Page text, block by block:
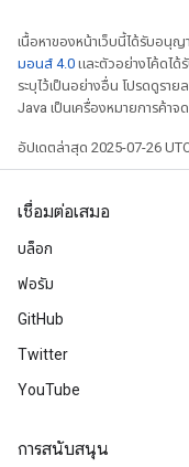
เนื้อหาของหน้าเว็บนี้ได้รับอนุญ
มอนส์ 4.0 และตัวอย่างโค้ดได้
ระบุไว้เป็นอย่างอื่น โปรดดูราย
Java เป็นเครื่องหมายการค้าจ
อัปเดตล่าสุด 2025-07-26
เชื่อมต่อเสมอ
บล็อก
ฟอรัม
GitHub
Twitter
YouTube
การสนับสนุน